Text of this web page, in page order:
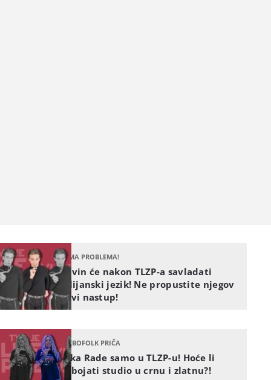
NEMA PROBLEMA!
Devin će nakon TLZP-a savladati
talijanski jezik! Ne propustite njegov
novi nastup!
TURBOFOLK PRIČA
Seka Rade samo u TLZP-u! Hoće li
pobojati studio u crnu i zlatnu?!